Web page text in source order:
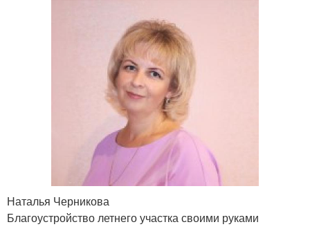
Наталья Черникова
Благоустройство летнего участка своими руками